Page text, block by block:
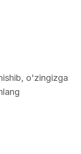
o'zingizga